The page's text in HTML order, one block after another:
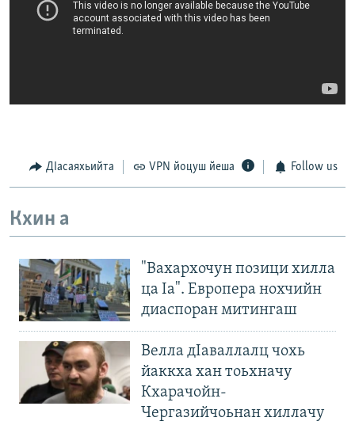
ДIасаяхьийта VPN йоцуш йеша Follow us
Кхин а
"Вахархочун позици хилла
ца Iа". Европера нохчийн
диаспоран митингаш
Велла дIаваллалц чохь
йаккха хан тоьхначу
Кхарачойн-
Чергазийчоьнан хиллачу